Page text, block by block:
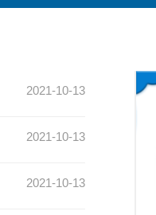
2021-10-13
2021-10-13
2021-10-13